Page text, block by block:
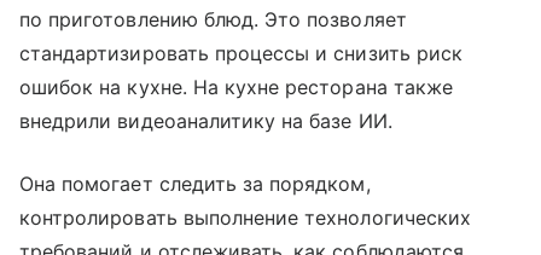
по приготовлению блюд. Это позволяет
стандартизировать процессы и снизить риск
ошибок на кухне. На кухне ресторана также
внедрили видеоаналитику на базе ИИ.
Она помогает следить за порядком,
контролировать выполнение технологических